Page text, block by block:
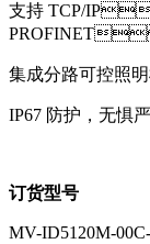
支持 TCP/
集成分路可控照明
IP67 防护，无
订货型号
MV-ID5120M-